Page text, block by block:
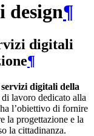
design¶
digitali
¶
digitali della
lavoro dedicato alla
l’obiettivo di fornire
la progettazione e la
la cittadinanza.